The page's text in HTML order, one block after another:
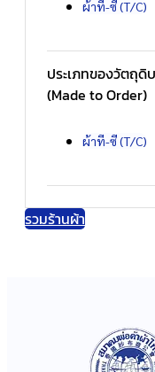
ผ้าที-ซี (T/C)
ประเภทของวัตถุ
(Made to Order)
ผ้าที-ซี (T/C)
รวมร้านผ้า